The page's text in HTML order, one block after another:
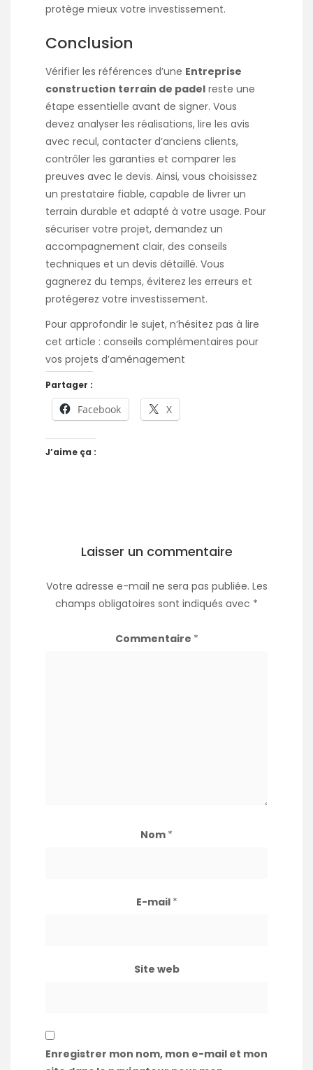
protège mieux votre investissement.
Conclusion
Vérifier les références d’une Entreprise
construction terrain de padel reste une
étape essentielle avant de signer. Vous
devez analyser les réalisations, lire les avis
avec recul, contacter d’anciens clients,
contrôler les garanties et comparer les
preuves avec le devis. Ainsi, vous choisissez
un prestataire fiable, capable de livrer un
terrain durable et adapté à votre usage. Pour
sécuriser votre projet, demandez un
accompagnement clair, des conseils
techniques et un devis détaillé. Vous
gagnerez du temps, éviterez les erreurs et
protégerez votre investissement.
Pour approfondir le sujet, n’hésitez pas à lire
cet article : conseils complémentaires pour
vos projets d’aménagement
Partager :
Facebook X
J’aime ça :
Laisser un commentaire
Votre adresse e-mail ne sera pas publiée. Les
champs obligatoires sont indiqués avec *
Commentaire *
Nom *
E-mail *
Site web
Enregistrer mon nom, mon e-mail et mon